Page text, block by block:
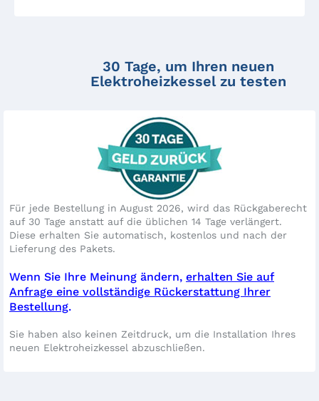
30 Tage, um Ihren neuen
Elektroheizkessel zu testen
Für jede Bestellung in August 2026, wird das Rückgaberecht
auf 30 Tage anstatt auf die üblichen 14 Tage verlängert.
Diese erhalten Sie automatisch, kostenlos und nach der
Lieferung des Pakets.
Wenn Sie Ihre Meinung ändern, erhalten Sie auf
Anfrage eine vollständige Rückerstattung Ihrer
Bestellung.
Sie haben also keinen Zeitdruck, um die Installation Ihres
neuen Elektroheizkessel abzuschließen.